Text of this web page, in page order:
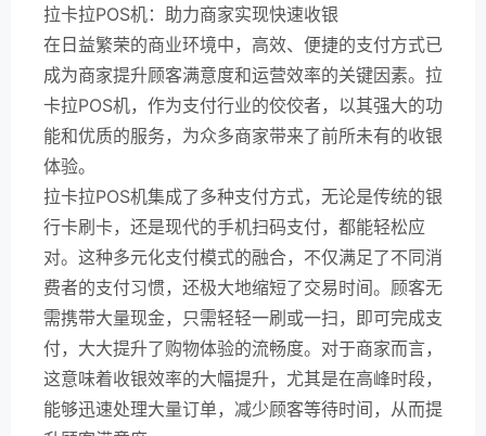
拉卡拉POS机：助力商家实现快速收银
在日益繁荣的商业环境中，高效、便捷的支付方式已
成为商家提升顾客满意度和运营效率的关键因素。拉
卡拉POS机，作为支付行业的佼佼者，以其强大的功
能和优质的服务，为众多商家带来了前所未有的收银
体验。
拉卡拉POS机集成了多种支付方式，无论是传统的银
行卡刷卡，还是现代的手机扫码支付，都能轻松应
对。这种多元化支付模式的融合，不仅满足了不同消
费者的支付习惯，还极大地缩短了交易时间。顾客无
需携带大量现金，只需轻轻一刷或一扫，即可完成支
付，大大提升了购物体验的流畅度。对于商家而言，
这意味着收银效率的大幅提升，尤其是在高峰时段，
能够迅速处理大量订单，减少顾客等待时间，从而提